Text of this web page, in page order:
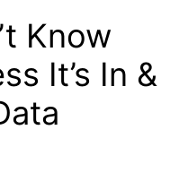
Know
It’s In &